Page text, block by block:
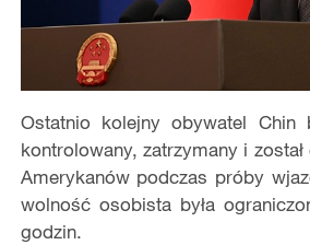
Ostatnio kolejny obywatel Chin
kontrolowany, zatrzymany i
Amerykanów podczas próby
wolność osobista była
godzin.